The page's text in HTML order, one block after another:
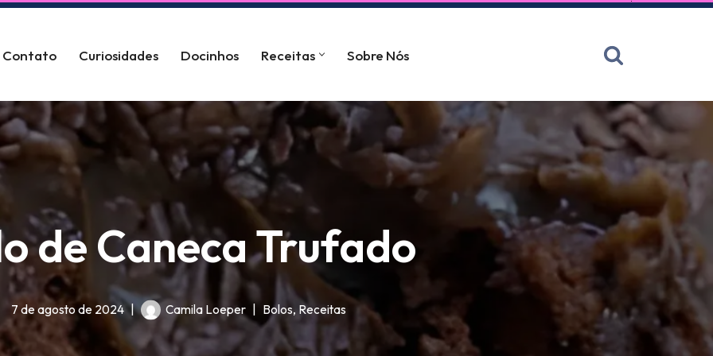
Contato Curiosidades Docinhos Receitas Sobre Nós
de Caneca Trufado
7 de agosto de 2024 Camila Loeper Bolos, Receitas